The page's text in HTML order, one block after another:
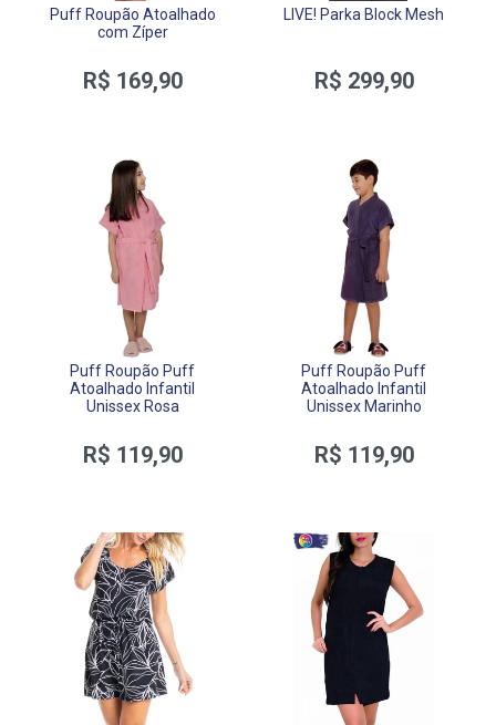
Puff Roupão Atoalhado
com Zíper
R$ 169,90
LIVE! Parka Block Mesh
R$ 299,90
Puff Roupão Puff
Atoalhado Infantil
Unissex Rosa
R$ 119,90
Puff Roupão Puff
Atoalhado Infantil
Unissex Marinho
R$ 119,90